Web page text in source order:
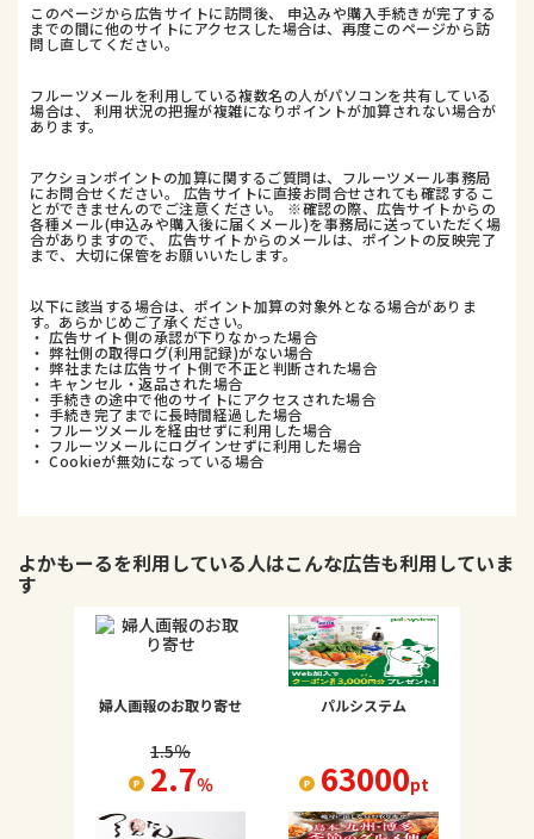
このページから広告サイトに訪問後、 申込みや購入手続きが完了する
までの間に他のサイトにアクセスした場合は、再度このページから訪
問し直してください。
フルーツメールを利用している複数名の人がパソコンを共有している
場合は、 利用状況の把握が複雑になりポイントが加算されない場合が
あります。
アクションポイントの加算に関するご質問は、フルーツメール事務局
にお問合せください。 広告サイトに直接お問合せされても確認するこ
とができませんのでご注意ください。 ※確認の際、広告サイトからの
各種メール(申込みや購入後に届くメール)を事務局に送っていただく場
合がありますので、 広告サイトからのメールは、ポイントの反映完了
まで、大切に保管をお願いいたします。
以下に該当する場合は、ポイント加算の対象外となる場合がありま
す。あらかじめご了承ください。
・ 広告サイト側の承認が下りなかった場合
・ 弊社側の取得ログ(利用記録)がない場合
・ 弊社または広告サイト側で不正と判断された場合
・ キャンセル・返品された場合
・ 手続きの途中で他のサイトにアクセスされた場合
・ 手続き完了までに長時間経過した場合
・ フルーツメールを経由せずに利用した場合
・ フルーツメールにログインせずに利用した場合
・ Cookieが無効になっている場合
よかもーるを利用している人はこんな広告も利用していま
す
婦人画報のお取り寄せ
1.5％
2.7％
パルシステム
63000pt